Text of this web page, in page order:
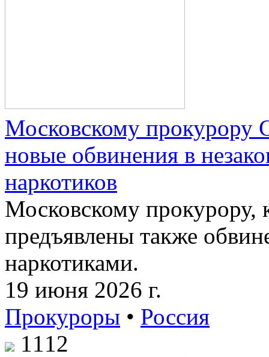
Московскому прокурору
новые обвинения в
наркотиков
Московскому прокурору,
предъявлены также
наркотиками.
19 июня 2026 г.
Прокуроры • Россия
1112